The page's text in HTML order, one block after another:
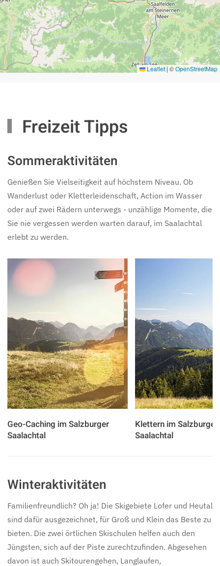
Leaflet | ©OpenStreetMap
Freizeit Tipps
Sommeraktivitäten
Genießen Sie Vielseitigkeit auf höchstem Niveau. Ob
Wanderlust oder Kletterleidenschaft, Action im Wasser
oder auf zwei Rädern unterwegs - unzählige Momente, die
Sie nie vergessen werden warten darauf, im Saalachtal
erlebt zu werden.
Geo-Caching im Salzburger
Saalachtal
Klettern im Salzburger
Saalachtal
Winteraktivitäten
Familienfreundlich? Oh ja! Die Skigebiete Lofer und Heutal
sind dafür ausgezeichnet, für Groß und Klein das Beste zu
bieten. Die zwei örtlichen Skischulen helfen auch den
Jüngsten, sich auf der Piste zurechtzufinden. Abgesehen
davon ist auch Skitourengehen, Langlaufen,